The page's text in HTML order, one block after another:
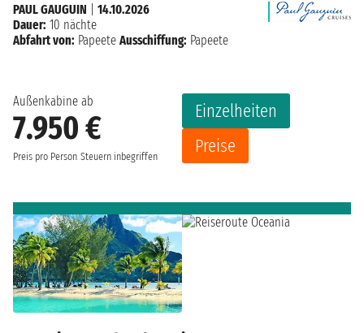
Außenkabine ab
7.950 €
Preis pro Person Steuern inbegriffen
Einzelheiten
Preise
PAUL GAUGUIN
14.10.2026
Dauer: 10 nächte
Abfahrt von: Papeete Ausschiffung: Papeete